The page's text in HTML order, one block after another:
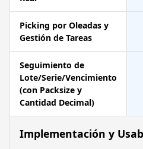
Picking por Oleadas y
Gestión de Tareas
Seguimiento de
Lote/Serie/Vencimiento
(con Packsize y
Cantidad Decimal)
Implementación y